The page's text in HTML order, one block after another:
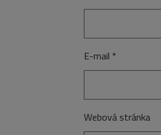
E-mail *
Webová stránka